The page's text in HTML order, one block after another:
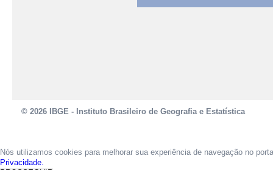
© 2026 IBGE - Instituto Brasileiro de Geografia e Estatística
Nós utilizamos cookies para melhorar sua experiência de navegação no
Privacidade.